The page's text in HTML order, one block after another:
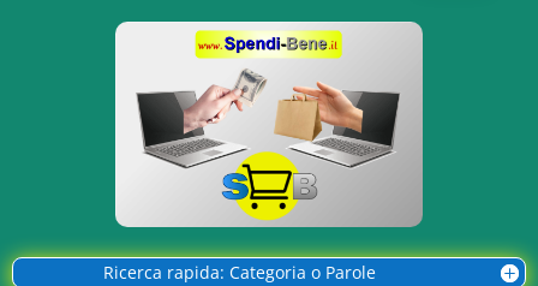
Ricerca rapida: Categoria o Parole